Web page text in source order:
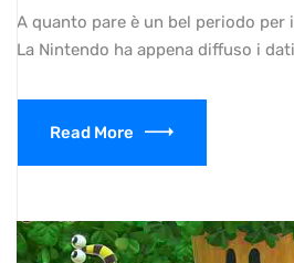
A quanto pare è un bel periodo per
La Nintendo ha appena diffuso i
Read More